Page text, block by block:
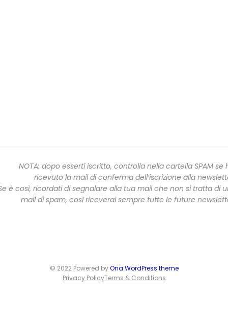
NOTA: dopo esserti iscritto, controlla nella cartella SPAM se
ricevuto la mail di conferma dell’iscrizione alla
è così, ricordati di segnalare alla tua mail che non si tratta di
mail di spam, così riceverai sempre tutte le future
© 2022 Powered byOna WordPress theme
Privacy PolicyTerms & Conditions